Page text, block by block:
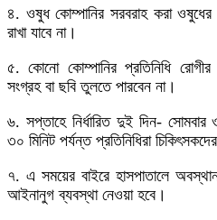
৪. ওষুধ কোম্পানির সরবরাহ করা ওষুধের
রাখা যাবে না।
৫. কোনো কোম্পানির প্রতিনিধি
সংগ্রহ বা ছবি তুলতে পারবেন না।
৬. সপ্তাহে নির্ধারিত দুই দিন-
৩০ মিনিট পর্যন্ত প্রতিনিধিরা
৭. এ সময়ের বাইরে হাসপাতালে
আইনানুগ ব্যবস্থা নেওয়া হবে।